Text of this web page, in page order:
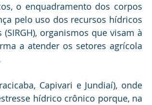
o enquadramento dos corpos
pelo uso dos recursos hídricos
organismos que visam à
a atender os setores agrícola
Capivari e Jundiaí), onde
hídrico crônico porque, na